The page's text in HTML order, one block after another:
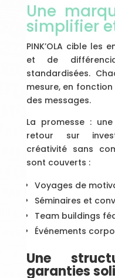
Une
simplifier
PINK’OLA cible les
et de
standardisées.
mesure, en
des messages.
La promesse :
retour sur
créativité sans
sont couverts :
Voyages de
Séminaires et
Team buildings
Événements
Une
garanties